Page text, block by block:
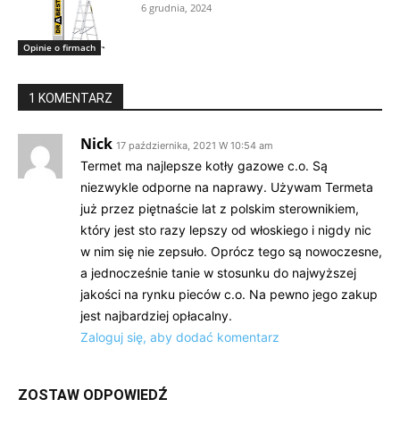
Opinie o firmach
6 grudnia, 2024
1 KOMENTARZ
Nick 17 października, 2021 W 10:54 am
Termet ma najlepsze kotły gazowe c.o. Są
niezwykle odporne na naprawy. Używam Termeta
już przez piętnaście lat z polskim sterownikiem,
który jest sto razy lepszy od włoskiego i nigdy nic
w nim się nie zepsuło. Oprócz tego są nowoczesne,
a jednocześnie tanie w stosunku do najwyższej
jakości na rynku pieców c.o. Na pewno jego zakup
jest najbardziej opłacalny.
Zaloguj się, aby dodać komentarz
ZOSTAW ODPOWIEDŹ